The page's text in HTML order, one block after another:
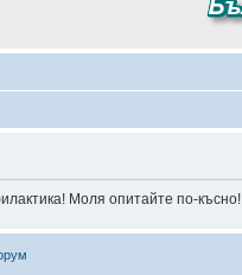
Моля опитайте по-късно!